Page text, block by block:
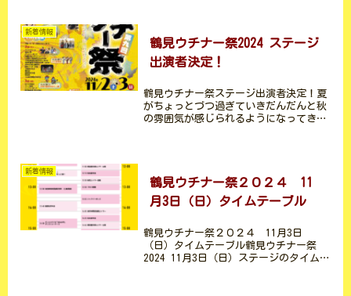
新着情報
鶴見ウチナー祭2024 ステージ
出演者決定！
鶴見ウチナー祭ステージ出演者決定！夏
がちょっとづつ過ぎていきだんだんと秋
の雰囲気が感じられるようになってきま
新着情報
鶴見ウチナー祭２０２４ 11
月3日（日）タイムテーブル
鶴見ウチナー祭２０２４ 11月3日
（日）タイムテーブル鶴見ウチナー祭
2024 11月3日（日）ステージのタイムテ